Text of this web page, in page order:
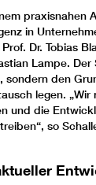
praxisnahen
in
Dr. Tobias
Lampe.
sondern den
legen. „Wir
und die
so